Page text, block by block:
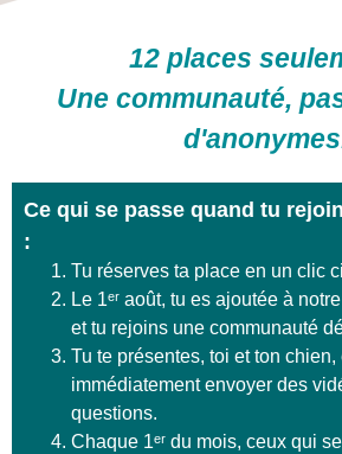
12 places
Une communauté,
Ce qui se passe quand tu
:
Tu réserves ta place en un clic
Le 1ᵉʳ août, tu es ajoutée à
et tu rejoins une communauté
Tu te présentes, toi et ton chien,
immédiatement envoyer des
questions.
Chaque 1ᵉʳ du mois, ceux qui